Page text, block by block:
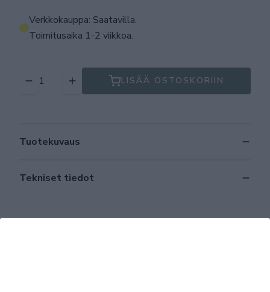
Verkkokauppa: Saatavilla.
Toimitusaika 1-2 viikkoa.
LISÄÄ OSTOSKORIIN
Tuotekuvaus
Tekniset tiedot